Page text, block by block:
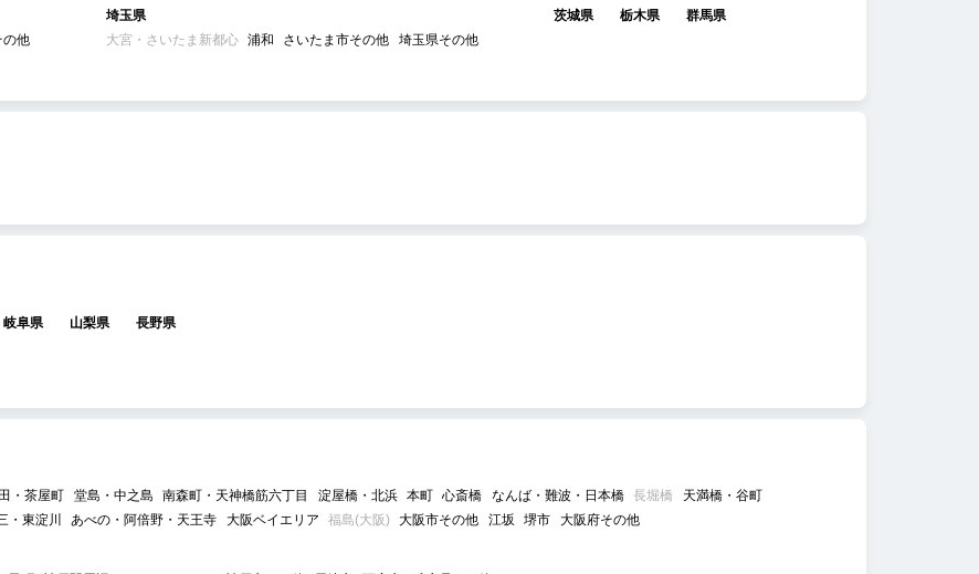
の他
埼玉県
大宮・さいたま新都心
浦和 さいたま市その他 埼玉県その他
茨城県 栃木県 群馬県
岐阜県 山梨県 長野県
・茶屋町 堂島・中之島 南森町・天神橋筋六丁目 淀屋橋・北浜 本町 心斎橋 なんば・難波・日本橋 長堀橋
天満橋・谷町
・東淀川 あべの・阿倍野・天王寺 大阪ベイエリア 福島(大阪) 大阪市その他 江坂 堺市 大阪府その他